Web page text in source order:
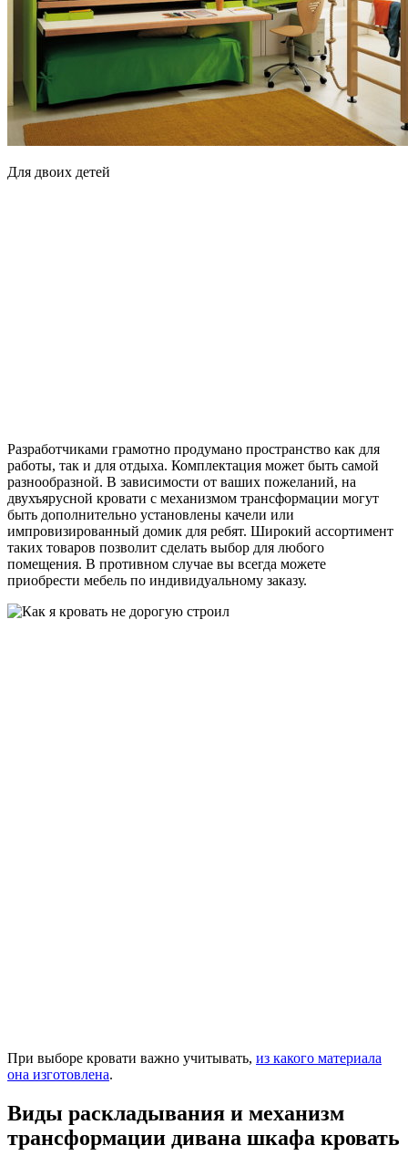
Для двоих детей
Разработчиками грамотно продумано пространство как для
работы, так и для отдыха. Комплектация может быть самой
разнообразной. В зависимости от ваших пожеланий, на
двухъярусной кровати с механизмом трансформации могут
быть дополнительно установлены качели или
импровизированный домик для ребят. Широкий ассортимент
таких товаров позволит сделать выбор для любого
помещения. В противном случае вы всегда можете
приобрести мебель по индивидуальному заказу.
При выборе кровати важно учитывать, из какого материала
она изготовлена.
Виды раскладывания и механизм
трансформации дивана шкафа кровать